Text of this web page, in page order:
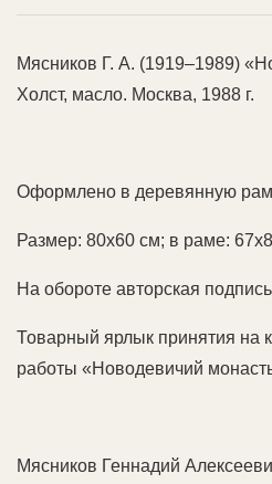
Мясников Г. А. (1919–1989)
Холст, масло. Москва, 1988 г.
Оформлено в деревянную
Размер: 80х60 см; в раме:
На обороте авторская
Товарный ярлык принятия на
работы «Новодевичий
Мясников Геннадий